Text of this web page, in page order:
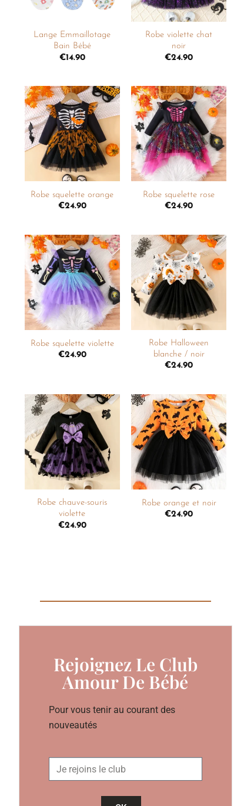
+
Lange Emmaillotage
Bain Bébé
€14.90
+
Robe violette chat
noir
€24.90
Ajouter
à la
liste de
souhaits
+
Robe squelette orange
€24.90
Ajouter
à la
liste de
souhaits
+
Robe squelette rose
€24.90
Ajouter
à la
liste de
souhaits
Robe squelette violette
€24.90
Ajouter
à la
liste de
souhaits
Robe Halloween
blanche / noir
€24.90
Ajouter
à la
liste de
souhaits
+
Robe chauve-souris
violette
€24.90
Ajouter
à la
liste de
souhaits
+
Robe orange et noir
€24.90
Rejoignez Le Club
Amour De Bébé
Pour vous tenir au courant des
nouveautés